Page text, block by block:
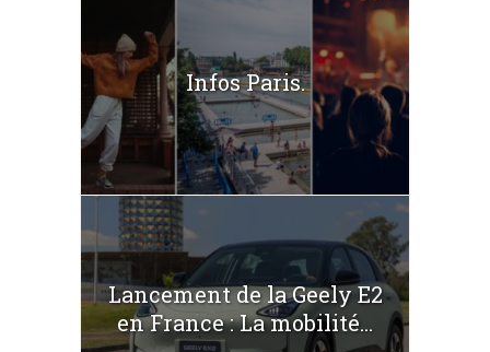
Infos Paris.
Lancement de la Geely E2
en France : La mobilité...